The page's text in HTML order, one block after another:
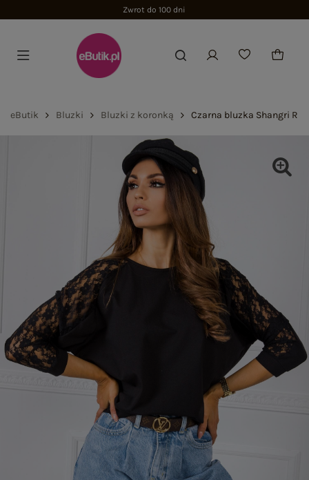
Zwrot do 100 dni
eButik Bluzki Bluzki z koronką Czarna bluzka Shangri RUE